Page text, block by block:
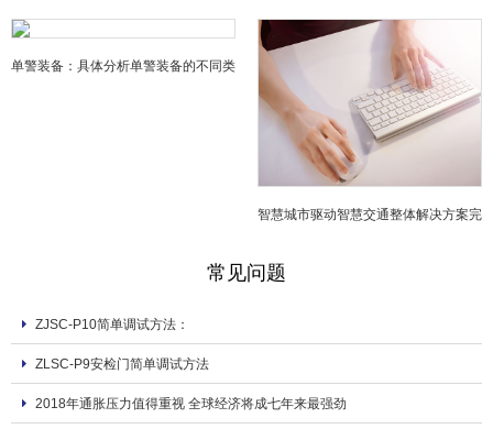
器的特点
单警装备：具体分析单警装备的不同类
智慧城市驱动智慧交通整体解决方案完
常见问题
ZJSC-P10简单调试方法：
ZLSC-P9安检门简单调试方法
2018年通胀压力值得重视 全球经济将成七年来最强劲